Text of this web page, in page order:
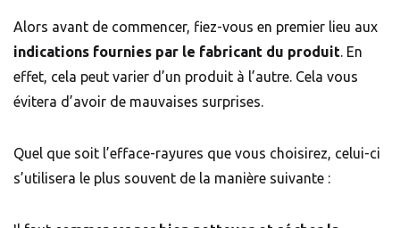
Alors avant de commencer, fiez-vous en premier lieu aux
indications fournies par le fabricant du produit. En
effet, cela peut varier d’un produit à l’autre. Cela vous
évitera d’avoir de mauvaises surprises.
Quel que soit l’efface-rayures que vous choisirez, celui-ci
s’utilisera le plus souvent de la manière suivante :